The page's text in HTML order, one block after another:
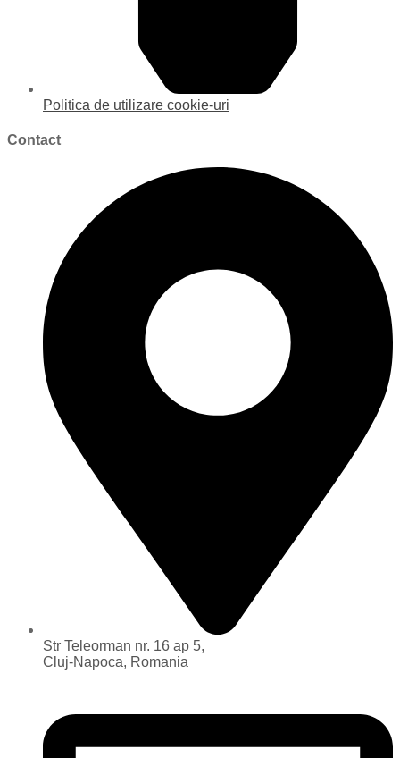
Politica de utilizare cookie-uri
Contact
Str Teleorman nr. 16 ap 5,
Cluj-Napoca, Romania